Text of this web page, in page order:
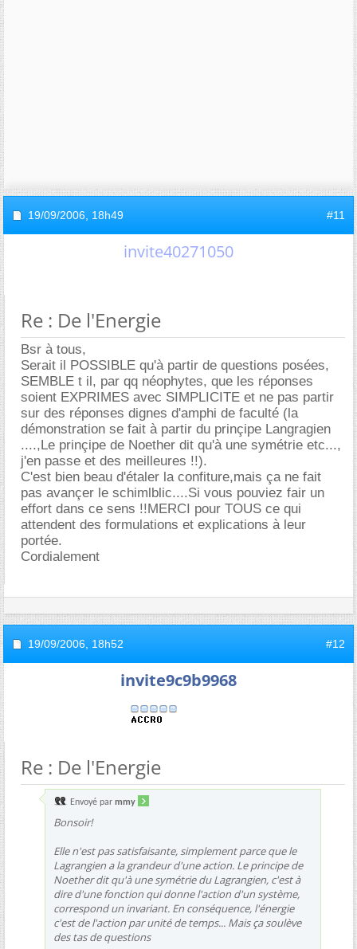
19/09/2006, 18h49 #11
invite40271050
Re : De l'Energie
Bsr à tous,
Serait il POSSIBLE qu'à partir de questions posées,
SEMBLE t il, par qq néophytes, que les réponses
soient EXPRIMES avec SIMPLICITE et ne pas partir
sur des réponses dignes d'amphi de faculté (la
démonstration se fait à partir du prinçipe Langragien
....,Le prinçipe de Noether dit qu'à une symétrie etc...,
j'en passe et des meilleures !!).
C'est bien beau d'étaler la confiture,mais ça ne fait
pas avançer le schimlblic....Si vous pouviez fair un
effort dans ce sens !!MERCI pour TOUS ce qui
attendent des formulations et explications à leur
portée.
Cordialement
19/09/2006, 18h52 #12
invite9c9b9968
Re : De l'Energie
Envoyé par mmy
Bonsoir!
Elle n'est pas satisfaisante, simplement parce que le
Lagrangien a la grandeur d'une action. Le principe de
Noether dit qu'à une symétrie du Lagrangien, c'est à
dire d'une fonction qui donnel'action d'un système,
correspond un invariant. En conséquence, l'énergie
c'est de l'action par unité de temps... Mais ça soulève
des tas de questions